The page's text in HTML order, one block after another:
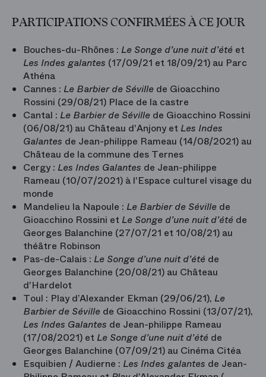
PARTICIPATIONS CONFIRMÉES À CE JOUR
Bouches-du-Rhônes : Le Songe d’une nuit d’été et
Les Indes galantes (17/09/21 et 18/09/21) au Parc
Athéna
Cannes : Le Barbier de Séville de Gioacchino
Rossini (29/08/21) Place de la castre
Cantal : Le Barbier de Séville de Gioacchino Rossini
(06/08/21) au Château d'Anjony et Les Indes
Galantes de Jean-philippe Rameau (14/08/2021) au
Château de la commune des Ternes
Cergy : Les Indes Galantes de Jean-philippe
Rameau (10/07/2021) à l'Espace culturel visage du
monde
Mandelieu la Napoule : Le Barbier de Séville de
Gioacchino Rossini et Le Songe d’une nuit d’été de
Georges Balanchine (27/07/21 et 10/08/21) au
théâtre Robinson
Pas-de-Calais : Le Songe d’une nuit d’été de
Georges Balanchine (20/08/21) au Château
d'Hardelot
Toul : Play d’Alexander Ekman (29/06/21), Le
Barbier de Séville de Gioacchino Rossini (13/07/21),
Les Indes Galantes de Jean-philippe Rameau
(17/08/2021) et Le Songe d’une nuit d’été de
Georges Balanchine (07/09/21) au Cinéma Citéa
Esquibien / Audierne : Les Indes galantes de Jean-